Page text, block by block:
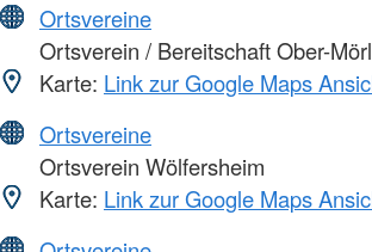
Ortsvereine
Ortsverein / Bereitschaft Ober-
Karte: Link zur Google Maps
Ortsvereine
Ortsverein Wölfersheim
Karte: Link zur Google Maps